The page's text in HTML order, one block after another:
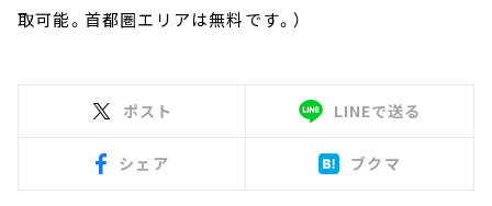
取可能。首都圏エリアは無料です。）
ポスト LINEで送る
シェア ブクマ